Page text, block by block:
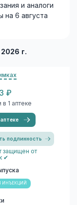
и аналоги
на 6 августа
г.
₽
в 1 аптеке
подлинность
защищен от
✔
ИНЪЕКЦИЙ